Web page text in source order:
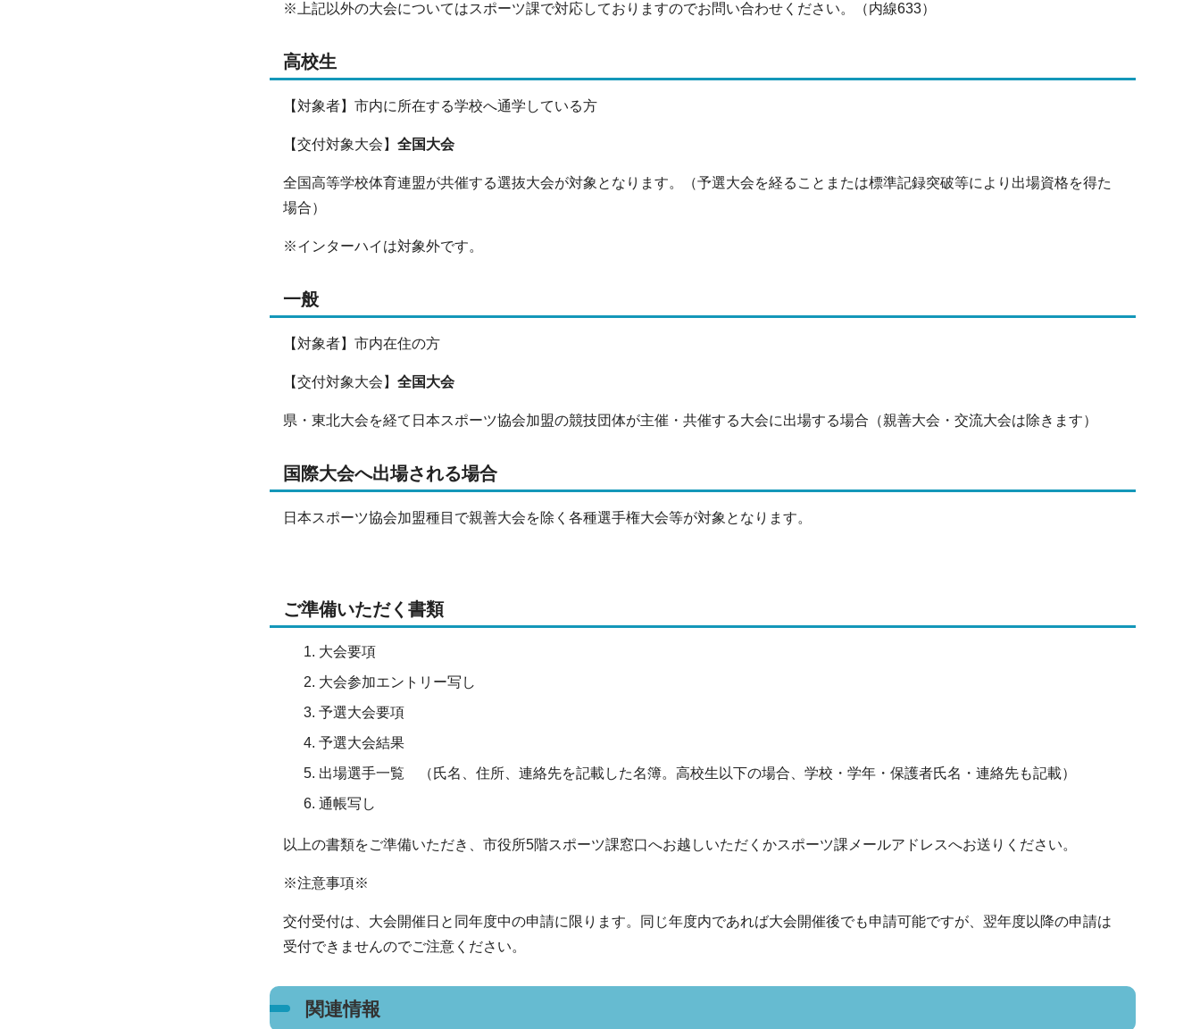
※上記以外の大会についてはスポーツ課で対応しておりますのでお問い合わせください。（内線633）
高校生
【対象者】市内に所在する学校へ通学している方
【交付対象大会】 全国大会
全国高等学校体育連盟が共催する選抜大会が対象となります。（予選大会を経ることまたは標準記録突破等により出場資格を得た
場合）
※インターハイは対象外です。
一般
【対象者】市内在住の方
【交付対象大会】 全国大会
県・東北大会を経て日本スポーツ協会加盟の競技団体が主催・共催する大会に出場する場合（親善大会・交流大会は除きます）
国際大会へ出場される場合
日本スポーツ協会加盟種目で親善大会を除く各種選手権大会等が対象となります。
ご準備いただく書類
大会要項
大会参加エントリー写し
予選大会要項
予選大会結果
出場選手一覧 （氏名、住所、連絡先を記載した名簿。高校生以下の場合、学校・学年・保護者氏名・連絡先も記載）
通帳写し
以上の書類をご準備いただき、市役所5階スポーツ課窓口へお越しいただくかスポーツ課メールアドレスへお送りください。
※注意事項※
交付受付は、大会開催日と同年度中の申請に限ります。同じ年度内であれば大会開催後でも申請可能ですが、翌年度以降の申請は
受付できませんのでご注意ください。
関連情報